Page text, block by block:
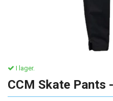
I lager.
CCM Skate Pants